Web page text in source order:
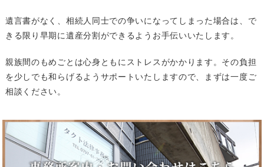
遺言書がなく、相続人同士での争いになってしまった場合は、で
きる限り早期に遺産分割ができるようお手伝いいたします。
親族間のもめごとは心身ともにストレスがかかります。その負担
を少しでも和らげるようサポートいたしますので、まずは一度ご
相談ください。